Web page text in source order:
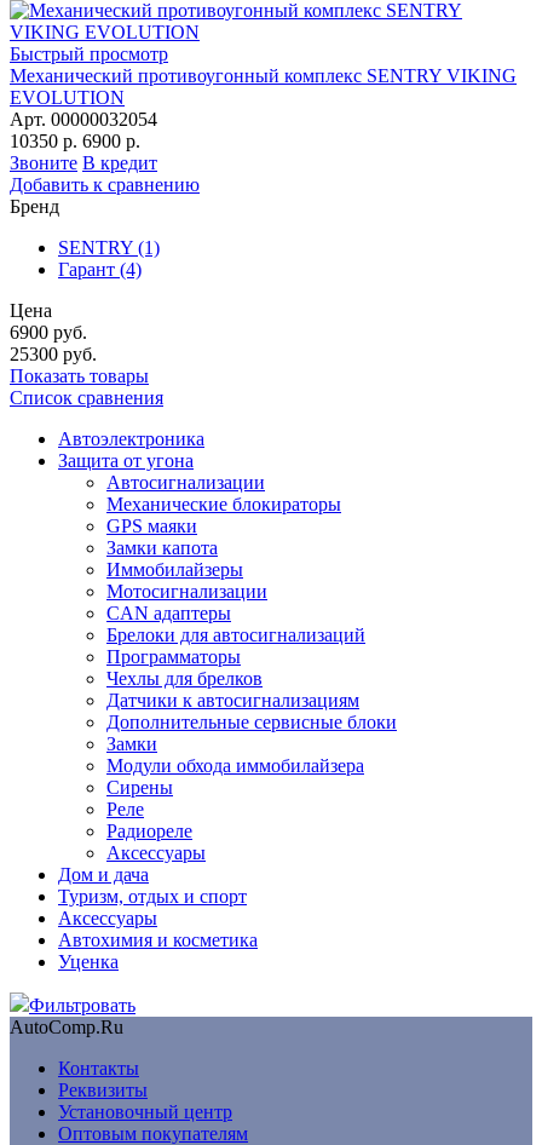
Быстрый просмотр
Механический противоугонный комплекс SENTRY VIKING
EVOLUTION
Арт. 00000032054
10350 р. 6900 р.
Звоните В кредит
Добавить к сравнению
Бренд
SENTRY (1)
Гарант (4)
Цена
6900 руб.
25300 руб.
Показать товары
Список сравнения
Автоэлектроника
Защита от угона
Автосигнализации
Механические блoкираторы
GPS маяки
Замки капота
Иммобилайзеры
Мотосигнализации
CAN адаптеры
Брелоки для автосигнализаций
Программаторы
Чехлы для брелков
Датчики к автосигнализациям
Дополнительные сервисные блоки
Замки
Модули обхода иммобилайзера
Сирены
Реле
Радиореле
Аксессуары
Дом и дача
Туризм, отдых и спорт
Аксессуары
Автохимия и косметика
Уценка
Фильтровать
AutoComp.Ru
Контакты
Реквизиты
Установочный центр
Оптовым покупателям